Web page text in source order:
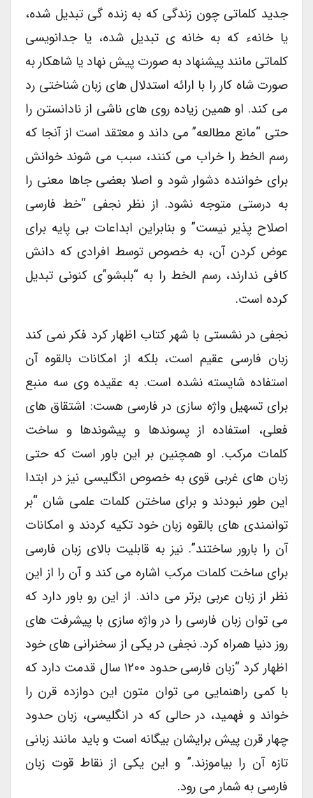
جدید کلماتی چون زندگی که به زنده گی تبدیل شده،
یا خانهء که به خانه ی تبدیل شده، یا جدانویسی
کلماتی مانند پیشنهاد به صورت پیش نهاد یا شاهکار به
صورت شاه کار را با ارائه استدلال های زبان شناختی رد
می کند. او همین زیاده روی های ناشی از نادانستن را
حتی “مانع مطالعه” می داند و معتقد است از آنجا که
رسم الخط را خراب می کنند، سبب می شوند خوانش
برای خواننده دشوار شود و اصلا بعضی جاها معنی را
به درستی متوجه نشود. از نظر نجفی “خط فارسی
اصلاح پذیر نیست” و بنابراین ابداعات بی پایه برای
عوض کردن آن، به خصوص توسط افرادی که دانش
کافی ندارند، رسم الخط را به “بلبشو”ی کنونی تبدیل
کرده است.
نجفی در نشستی با شهر کتاب اظهار کرد فکر نمی کند
زبان فارسی عقیم است، بلکه از امکانات بالقوه آن
استفاده شایسته نشده است. به عقیده وی سه منبع
برای تسهیل واژه سازی در فارسی هست: اشتقاق های
فعلی، استفاده از پسوندها و پیشوندها و ساخت
کلمات مرکب. او همچنین بر این باور است که حتی
زبان های غربی قوی به خصوص انگلیسی نیز در ابتدا
این طور نبودند و برای ساختن کلمات علمی شان “بر
توانمندی های بالقوه زبان خود تکیه کردند و امکانات
آن را بارور ساختند”. نیز به قابلیت بالای زبان فارسی
برای ساخت کلمات مرکب اشاره می کند و آن را از این
نظر از زبان عربی برتر می داند. از این رو باور دارد که
می توان زبان فارسی را در واژه سازی با پیشرفت های
روز دنیا همراه کرد. نجفی در یکی از سخنرانی های خود
اظهار کرد “زبان فارسی حدود ۱۲۰۰ سال قدمت دارد که
با کمی راهنمایی می توان متون این دوازده قرن را
خواند و فهمید، در حالی که در انگلیسی، زبان حدود
چهار قرن پیش برایشان بیگانه است و باید مانند زبانی
تازه آن را بیاموزند.” و این یکی از نقاط قوت زبان
فارسی به شمار می رود.